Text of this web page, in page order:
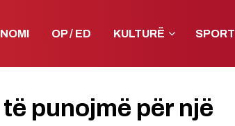
OP / ED KULTURË SPORT
punojmë për një